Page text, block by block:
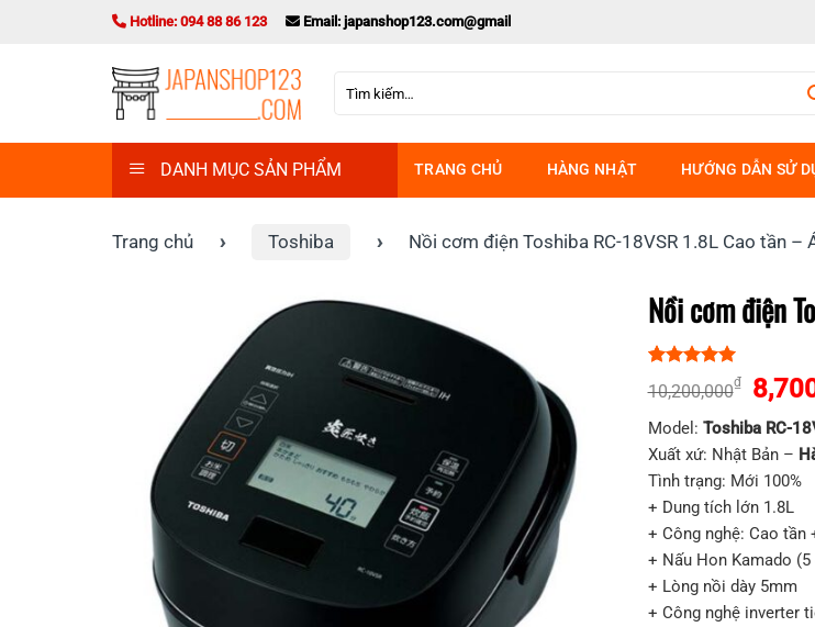
Hotline: 094 88 86 123 Email: japanshop123.com@gmail
kiếm:
DANH MỤC SẢN PHẨM TRANG CHỦ HÀNG NHẬT HƯỚNG DẪN SỬ
Trang chủ › Toshiba › Nồi cơm điện Toshiba RC-18VSR 1.8L Cao tần –
Nồi cơm điện
dựa trên
10,200,000₫
Giá
gốc
là:
Model: Toshiba RC-
Xuất xứ: Nhật Bản –
Tình trạng: Mới 100%
+ Dung tích lớn 1.8L
+ Công nghệ: Cao tần
+ Nấu Hon Kamado
+ Lòng nồi dày 5mm
+ Công nghệ inverter